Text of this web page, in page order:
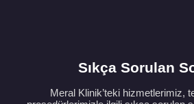
Sıkça Sorulan
Meral Klinik’teki hizmetlerimiz,